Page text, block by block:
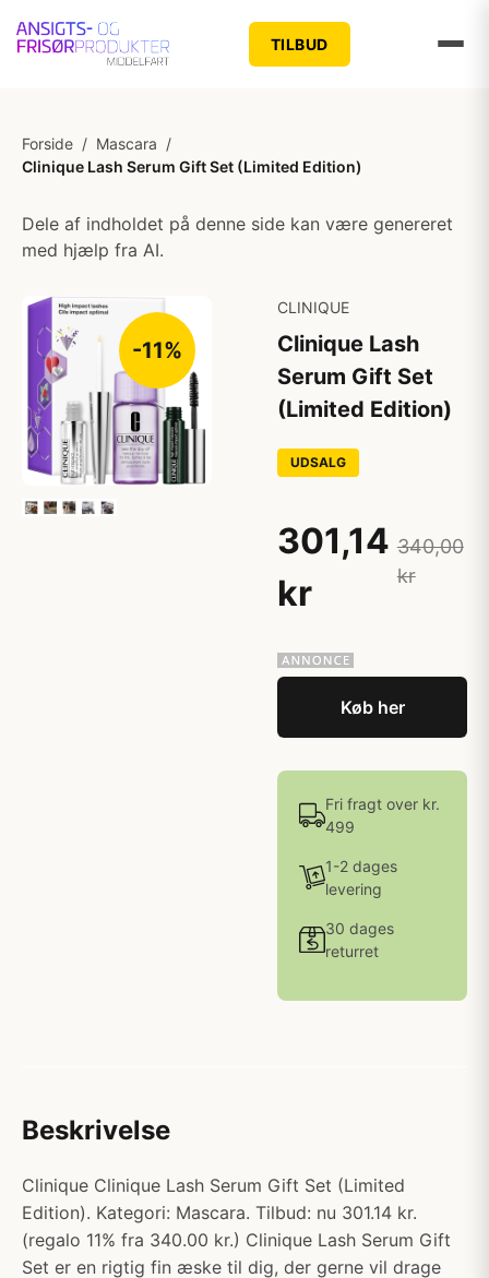
TILBUD
Forside / Mascara /
Clinique Lash Serum Gift Set (Limited Edition)
Dele af indholdet på denne side kan være genereret
med hjælp fra AI.
-11%
CLINIQUE
Clinique Lash
Serum Gift Set
(Limited Edition)
UDSALG
301,14
kr
340,00
kr
Køb her
Fri fragt over kr.
499
1-2 dages
levering
30 dages
returret
Beskrivelse
Clinique Clinique Lash Serum Gift Set (Limited
Edition). Kategori: Mascara. Tilbud: nu 301.14 kr.
(regalo 11% fra 340.00 kr.) Clinique Lash Serum Gift
Set er en rigtig fin æske til dig, der gerne vil drage